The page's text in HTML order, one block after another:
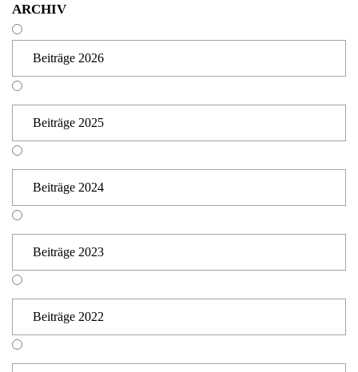
ARCHIV
Beiträge 2026
Beiträge 2025
Beiträge 2024
Beiträge 2023
Beiträge 2022